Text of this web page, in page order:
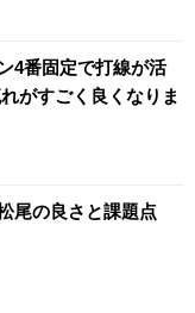
4番固定で打線が活
がすごく良くなりま
尾の良さと課題点